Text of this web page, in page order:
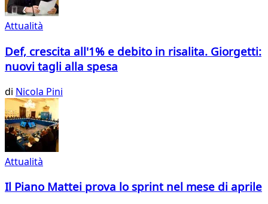
Attualità
Def, crescita all'1% e debito in risalita. Giorgetti:
nuovi tagli alla spesa
di Nicola Pini
Attualità
Il Piano Mattei prova lo sprint nel mese di aprile